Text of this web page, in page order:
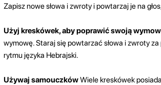
Zapisz nowe słowa i zwroty i powtarzaj je na
Użyj kreskówek, aby poprawić swoją
wymowę. Staraj się powtarzać słowa i zwroty
rytmu języka Hebrajski.
Używaj samouczkówWiele kreskówek